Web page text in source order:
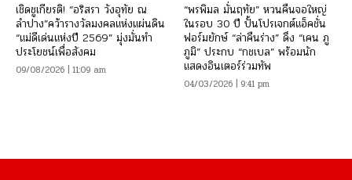
เชิดชูเกียรติ! “อริสรา วังอุทัย ณ
ลำปาง”คว้ารางวัลมงคลแห่งแผ่นดิน
“แม่ดีเด่นแห่งปี 2569” มุ่งมั่นทำ
ประโยชน์เพื่อสังคม
09/08/2026 | 11:09 am
“พรพิมล มั่นฤทัย” หวนคืนจอใหญ่
ในรอบ 30 ปี ปั้นโปรเจกต์แอ็คชั่น
ฟอร์มยักษ์ “ล่าคืนร่าง” ดึง “เคน ภู
ภูมิ” ประกบ “กชเบล” พร้อมนัก
แสดงอินเตอร์ร่วมทัพ
04/03/2026 | 9:41 pm